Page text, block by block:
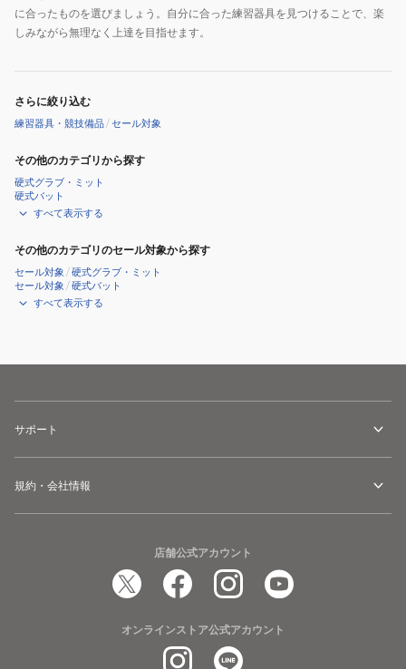
に合ったものを選びましょう。自分に合った練習器具を見つけることで、楽
しみながら無理なく上達を目指せます。
さらに絞り込む
練習器具・競技備品/セール対象
その他のカテゴリから探す
硬式グラブ・ミット
硬式バット
すべて表示する
その他のカテゴリのセール対象から探す
セール対象 /硬式グラブ・ミット
セール対象 /硬式バット
すべて表示する
サポート
規約・会社情報
店舗公式アカウント
オンラインストア公式アカウント